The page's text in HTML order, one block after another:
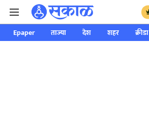
Epaper ताज्या देश शहर क्रीडा